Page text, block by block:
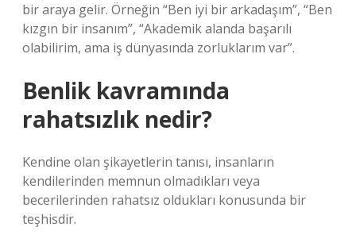
bir araya gelir. Örneğin “Ben iyi bir arkadaşım”, “Ben
kızgın bir insanım”, “Akademik alanda başarılı
olabilirim, ama iş dünyasında zorluklarım var”.
Benlik kavramında
rahatsızlık nedir?
Kendine olan şikayetlerin tanısı, insanların
kendilerinden memnun olmadıkları veya
becerilerinden rahatsız oldukları konusunda bir
teşhisdir.